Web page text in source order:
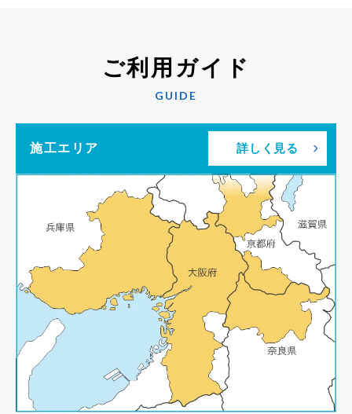
ご利用ガイド
GUIDE
施工エリア 詳しく見る